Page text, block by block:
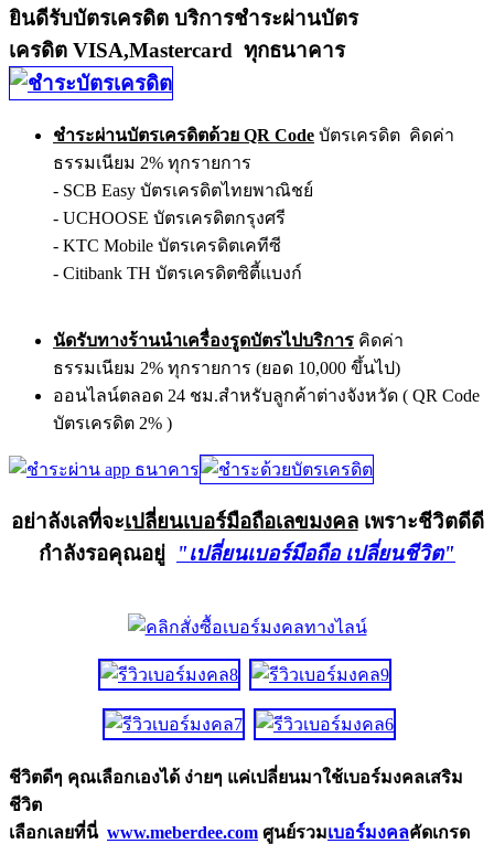
ยินดีรับบัตรเครดิต บริการชำระผ่านบัตร
เครดิต VISA,Mastercard ทุกธนาคาร
ชำระผ่านบัตรเครดิตด้วย QR Code บัตรเครดิต คิดค่า
ธรรมเนียม 2% ทุกรายการ
- SCB Easy บัตรเครดิตไทยพาณิชย์
- UCHOOSE บัตรเครดิตกรุงศรี
- KTC Mobile บัตรเครดิตเคทีซี
- Citibank TH บัตรเครดิตซิตี้แบงก์
นัดรับทางร้านนำเครื่องรูดบัตรไปบริการ คิดค่า
ธรรมเนียม 2% ทุกรายการ (ยอด 10,000 ขึ้นไป)
ออนไลน์ตลอด 24 ชม.สำหรับลูกค้าต่างจังหวัด ( QR Code
บัตรเครดิต 2% )
อย่าลังเลที่จะเปลี่ยนเบอร์มือถือเลขมงคลเพราะชีวิตดีดี
กำลังรอคุณอยู่
"เปลี่ยนเบอร์มือถือ เปลี่ยนชีวิต"
ชีวิตดีๆ คุณเลือกเองได้ ง่ายๆ แค่เปลี่ยนมาใช้เบอร์มงคลเสริม
ชีวิต
เลือกเลยที่นี่ www.meberdee.com ศูนย์รวมเบอร์มงคลคัดเกรด